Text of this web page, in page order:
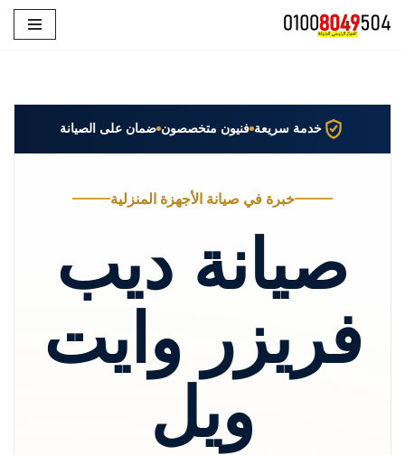
خدمة سريعة فنيون متخصصون ضمان على الصيانة
خبرة في صيانة الأجهزة المنزلية
صيانة ديب
فريزر وايت
ويل